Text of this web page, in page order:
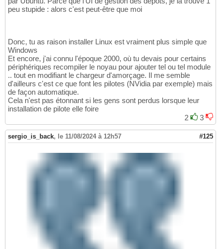
peu stupide : alors c'est peut-être que moi
Donc, tu as raison installer Linux est vraiment plus simple que
Windows
Et encore, j'ai connu l'époque 2000, où tu devais pour certains
périphériques recompiler le noyau pour ajouter tel ou tel module
.. tout en modifiant le chargeur d'amorçage. Il me semble
d'ailleurs c'est ce que font les pilotes (NVidia par exemple) mais
de façon automatique.
Cela n'est pas étonnant si les gens sont perdus lorsque leur
installation de pilote elle foire
2
3
sergio_is_back, le 11/08/2024 à 12h57 #125